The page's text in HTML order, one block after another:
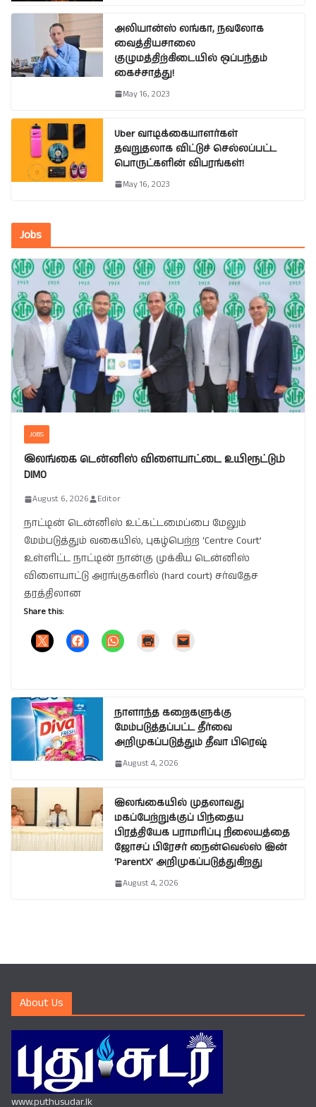
அலியான்ஸ் லங்கா, நவலோக
வைத்தியசாலை
குழுமத்திற்கிடையில் ஒப்பந்தம்
கைச்சாத்து!
May 16, 2023
Uber வாடிக்கையாளர்கள்
தவறுதலாக விட்டுச் செல்லப்பட்ட
பொருட்களின் விபரங்கள்!
May 16, 2023
Jobs
JOBS
இலங்கை டென்னிஸ் விளையாட்டை உயிரூட்டும்
DIMO
August 6, 2026 Editor
நாட்டின் டென்னிஸ் உட்கட்டமைப்பை மேலும்
மேம்படுத்தும் வகையில், புகழ்பெற்ற ‘Centre Court’
உள்ளிட்ட நாட்டின் நான்கு முக்கிய டென்னிஸ்
விளையாட்டு அரங்குகளில் (hard court) சர்வதேச
தரத்திலான
Share this:
நாளாந்த கறைகளுக்கு
மேம்படுத்தப்பட்ட தீர்வை
அறிமுகப்படுத்தும் தீவா பிரெஷ்
August 4, 2026
இலங்கையில் முதலாவது
மகப்பேற்றுக்குப் பிந்தைய
பிரத்தியேக பராமரிப்பு நிலையத்தை
ஜோசப் பிரேசர் நைன்வெல்ஸ் இன்
‘ParentX’ அறிமுகப்படுத்துகிறது
August 4, 2026
About Us
www.puthusudar.lk